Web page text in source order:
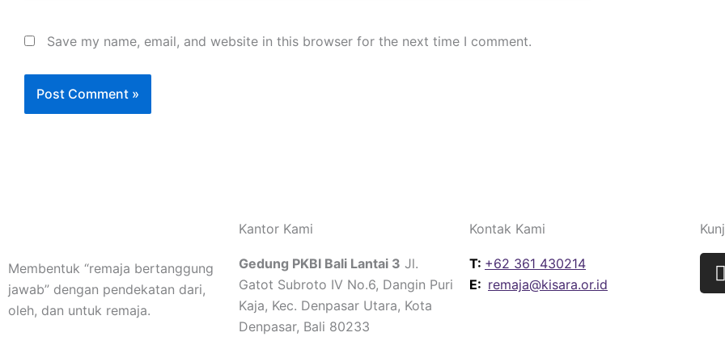
Save my name, email, and website in this browser for the next time I comment.
Membentuk “remaja bertanggung
jawab” dengan pendekatan dari,
oleh, dan untuk remaja.
Kantor Kami
Gedung PKBI Bali Lantai 3 Jl.
Gatot Subroto IV No.6, Dangin Puri
Kaja, Kec. Denpasar Utara, Kota
Denpasar, Bali 80233
Kontak Kami
T: +62 361 430214
E: remaja@kisara.or.id
I
n